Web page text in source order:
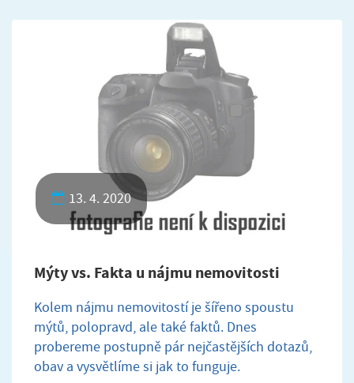
13. 4. 2020
Mýty vs. Fakta u nájmu nemovitosti
Kolem nájmu nemovitostí je šířeno spoustu
mýtů, polopravd, ale také faktů. Dnes
probereme postupně pár nejčastějších dotazů,
obav a vysvětlíme si jak to funguje.